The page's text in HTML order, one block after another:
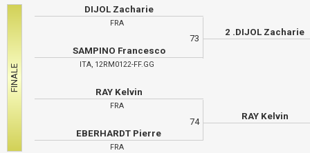
DIJOL Zacharie
FRA
SAMPINO Francesco
ITA, 12RM0122-FF.GG
RAY Kelvin
FRA
EBERHARDT Pierre
FRA
73
2 .DIJOL Zacharie
74
RAY Kelvin